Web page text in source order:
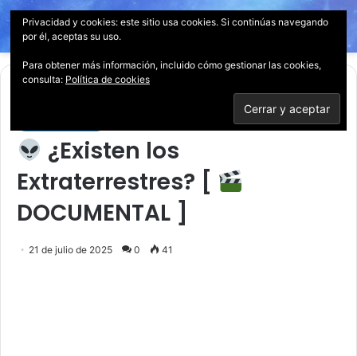
Menú
¿Existen los
Extraterrestres? [
DOCUMENTAL ]
21 de julio de 2025 0 41
Privacidad y cookies: este sitio usa cookies. Si continúas navegando
por él, aceptas su uso.
Para obtener más información, incluido cómo gestionar las cookies,
consulta: Política de cookies